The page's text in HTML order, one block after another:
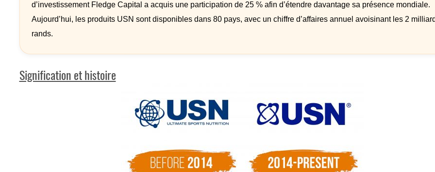
d’investissement Fledge Capital a acquis une participation de 25 % afin d’étendre davantage sa présence mondiale.
Aujourd’hui, les produits USN sont disponibles dans 80 pays, avec un chiffre d’affaires annuel avoisinant les 2
rands.
Signification et histoire